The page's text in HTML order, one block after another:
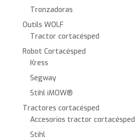
Tronzadoras
Outils WOLF
Tractor cortacésped
Robot Cortacésped
Kress
Segway
Stihl iMOW®
Tractores cortacésped
Accesorios tractor cortacésped
Stihl